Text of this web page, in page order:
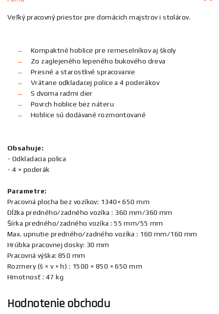
Veľký pracovný priestor pre domácich majstrov i stolárov.
Kompaktné hoblice pre remeselníkov aj školy
Zo zaglejeného lepeného bukového dreva
Presné a starostlivé spracovanie
Vrátane odkladacej police a 4 poderákov
S dvoma radmi dier
Povrch hoblice bez náteru
Hoblice sú dodávané rozmontované
Obsahuje:
- Odkladacia polica
- 4 × poderák
Parametre:
Pracovná plocha bez vozíkov: 1340× 650 mm
Dĺžka predného/zadného vozíka : 360 mm/360 mm
Šírka predného/zadného vozíka : 55 mm/55 mm
Max. upnutie predného/zadného vozíka : 160 mm/160 mm
Hrúbka pracovnej dosky: 30 mm
Pracovná výška: 850 mm
Rozmery (š × v × h) : 1500 × 850 × 650 mm
Hmotnosť : 47 kg
Hodnotenie obchodu